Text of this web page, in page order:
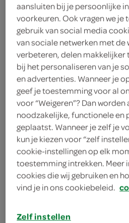
theelepel chilipepervlokken
125 gram crème fraîche
75 gram chorizo
600 milliliter kippenbouillon
600 gram mais
1 teentje knoflook
1 ui
2 eetlepels zonnebloemolie
aansluiten bij je persoonlijke
voorkeuren. Ook vragen we
gebruik van social media
van sociale netwerken met de
verbeteren, delen makkelijker
bij het personaliseren van je
en advertenties. Wanneer je
geef je toestemming voor al
voor “Weigeren”? Dan
noodzakelijke, functionele en
geplaatst. Wanneer je zelf je
kun je kiezen voor “zelf
cookie-instellingen op elk
toestemming intrekken. Meer
cookies die wij gebruiken en
vind je in ons cookiebeleid.
Zelf instellen